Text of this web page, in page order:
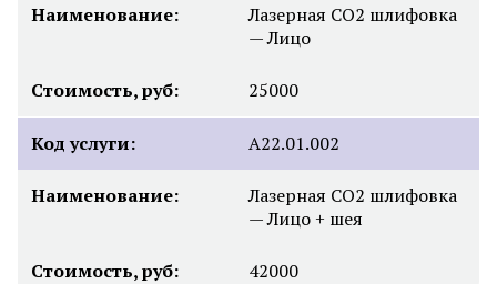
Наименование:
Лазерная СО2 шлифовка
— Лицо
Стоимость, руб: 25000
Код услуги: А22.01.002
Наименование:
Лазерная СО2 шлифовка
— Лицо + шея
Стоимость, руб: 42000